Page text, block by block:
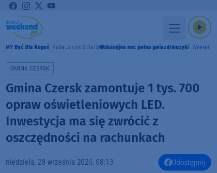
Być Dla Kogoś Kuba Jurzyk & Bartek KrólakWakacyjna noc pełna gwiazd/muzyki Weekend
GMINA CZERSK
Gmina Czersk zamontuje 1 tys. 700
opraw oświetleniowych LED.
Inwestycja ma się zwrócić z
oszczędności na rachunkach
niedziela, 28 września 2025, 08:13 Udostępnij